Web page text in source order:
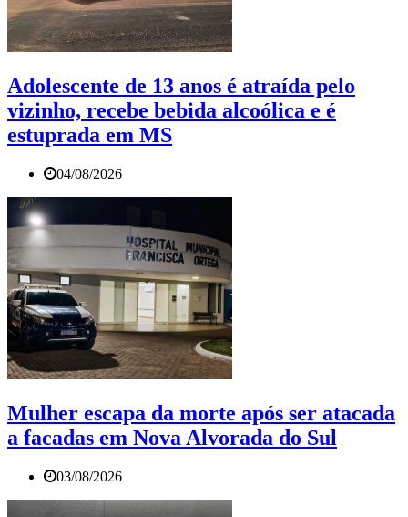
Adolescente de 13 anos é atraída pelo
vizinho, recebe bebida alcoólica e é
estuprada em MS
04/08/2026
Mulher escapa da morte após ser atacada
a facadas em Nova Alvorada do Sul
03/08/2026